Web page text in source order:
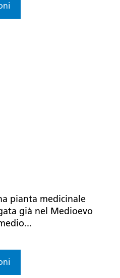
pianta medicinale
già nel Medioevo